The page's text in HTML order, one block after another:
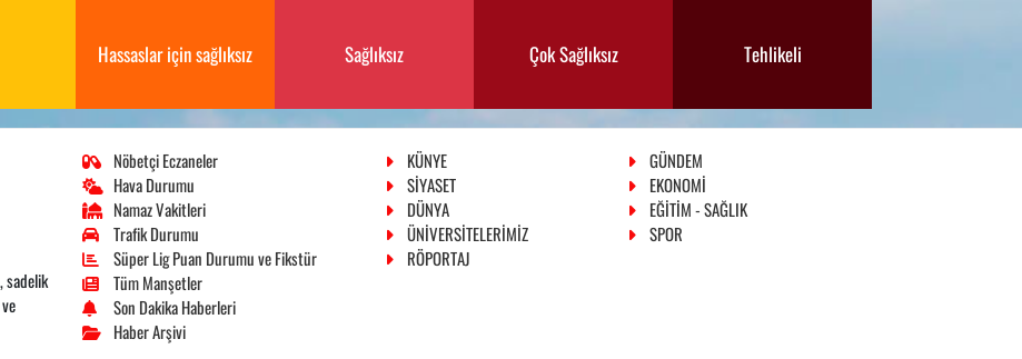
Hassaslar için sağlıksız Sağlıksız Çok Sağlıksız Tehlikeli
sadelik
Nöbetçi Eczaneler
Hava Durumu
Namaz Vakitleri
Trafik Durumu
Süper Lig Puan Durumu ve Fikstür
Tüm Manşetler
Son Dakika Haberleri
Haber Arşivi
KÜNYE
GÜNDEM
SİYASET
EKONOMİ
DÜNYA
EĞİTİM - SAĞLIK
ÜNİVERSİTELERİMİZ
SPOR
RÖPORTAJ